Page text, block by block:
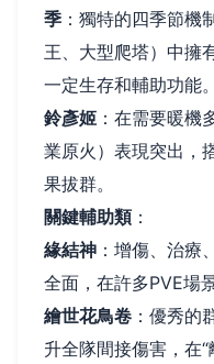
季 ：獨特的四季節機
王、大型爬塔）中擁
一定生存和輔助功能
鈴彥姬 ：在需要暖機
業原火）表現突出，
果拔群。
關鍵輔助類：
緣結神 ：增傷、治療
全面，在許多PVE場
繪世花鳥卷 ：優秀的
升全隊間接傷害，在“